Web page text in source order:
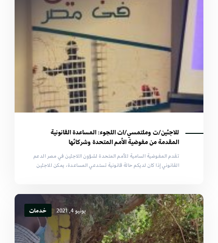
للاجئين/ت وملتمسي/ات اللجوء: المساعدة القانونية
المقدمة من مفوضية الأمم المتحدة وشركائها
تقدم المفوضية السامية للأمم المتحدة لشؤون اللاجئين في مصر الدعم
القانوني إذا كان لديكم حالة قانونية تستدعي المساعدة، يمكن للاجئين
يونيو 4, 2021 خدمات